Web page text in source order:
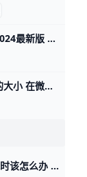
微扑克下载与安装方法2024最新版 微扑克（WePoker）是一款流行的德州扑克应用程序，可以在多个平台上下载和安装。以下是下载和安装微扑克的主要方法： 安卓设备安装 安卓用户可以
微扑克德州俱乐部约局的大小 在微扑克的德州俱乐部中，约局的大小通常取决于多个因素，包括玩家的资金实力、俱乐部的规则以及所选择的游戏类型。以下是一些关于微扑克德州俱乐部约
当你最多只能平分底池时该怎么办 有这样一手牌。 1-2-5现场三盲注无限德州游戏，9人桌。 我AKo（o代表off suit，指不同花色）在枪口加注到25，只有枪口+2 猥琐男跟。